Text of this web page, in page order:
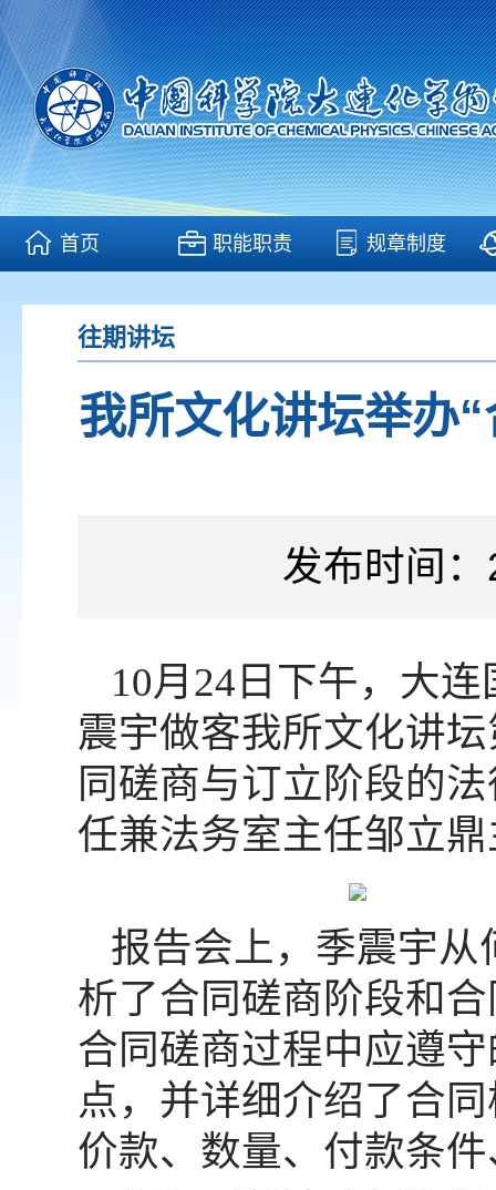
首页 职能职责 规章制度
往期讲坛
我所文化讲坛举办
发布时间
10月24日下午，大
震宇做客我所文化讲
同磋商与订立阶段的
任兼法务室主任邹立
报告会上，季震宇从
析了合同磋商阶段和
合同磋商过程中应遵
点，并详细介绍了合
价款、数量、付款条